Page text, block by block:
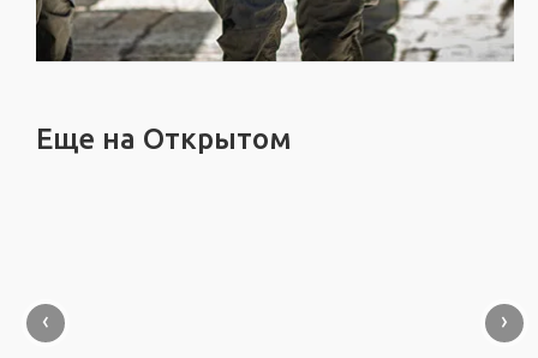
Еще на Открытом
‹ ›